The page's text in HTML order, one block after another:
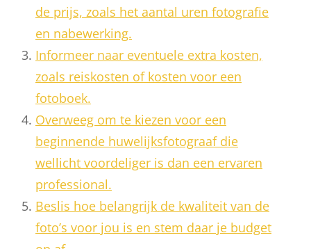
de prijs, zoals het aantal uren fotografie
en nabewerking.
Informeer naar eventuele extra kosten,
zoals reiskosten of kosten voor een
fotoboek.
Overweeg om te kiezen voor een
beginnende huwelijksfotograaf die
wellicht voordeliger is dan een ervaren
professional.
Beslis hoe belangrijk de kwaliteit van de
foto’s voor jou is en stem daar je budget